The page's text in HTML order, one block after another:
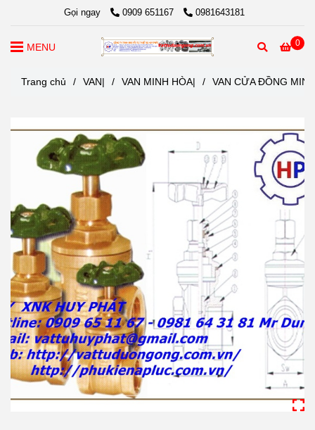
Gọi ngay 0909 651167 0981643181
0
MENU
Trang chủ / VAN| / VAN MINH HÒA| / VAN CỬA ĐỒNG